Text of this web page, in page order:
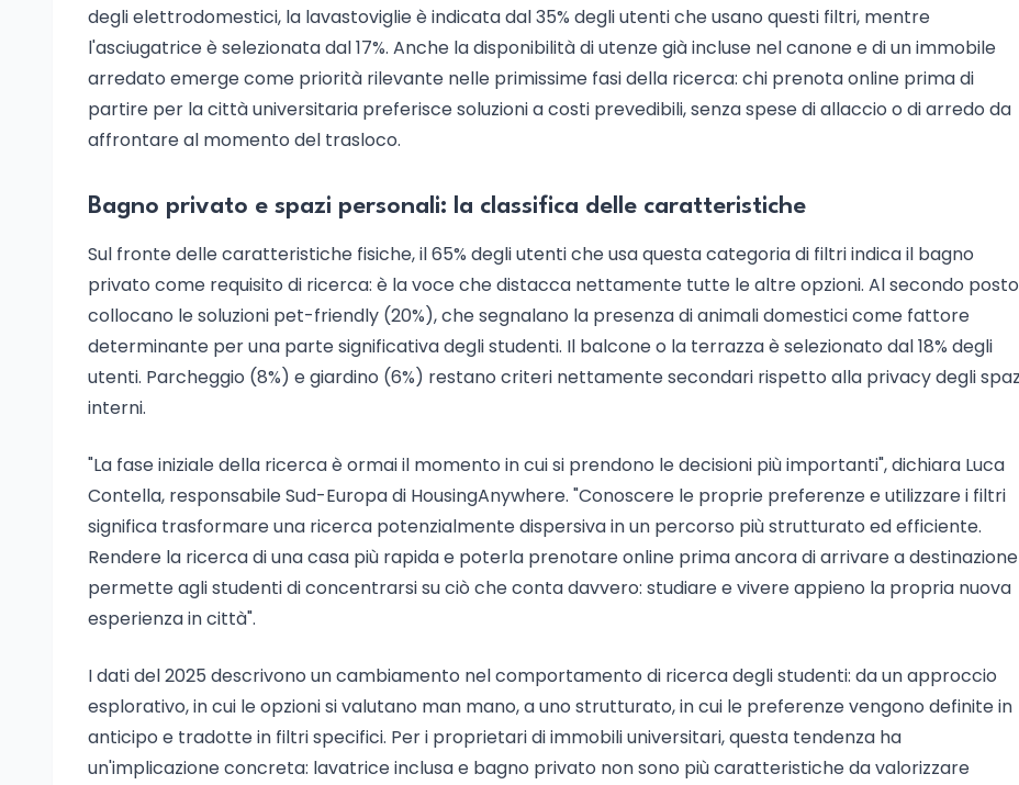
degli elettrodomestici, la lavastoviglie è indicata dal 35% degli utenti che usano questi filtri, mentre
l'asciugatrice è selezionata dal 17%. Anche la disponibilità di utenze già incluse nel canone e di un immobile
arredato emerge come priorità rilevante nelle primissime fasi della ricerca: chi prenota online prima di
partire per la città universitaria preferisce soluzioni a costi prevedibili, senza spese di allaccio o di arredo da
affrontare al momento del trasloco.
Bagno privato e spazi personali: la classifica delle caratteristiche
Sul fronte delle caratteristiche fisiche, il 65% degli utenti che usa questa categoria di filtri indica il bagno
privato come requisito di ricerca: è la voce che distacca nettamente tutte le altre opzioni. Al secondo
collocano le soluzioni pet-friendly (20%), che segnalano la presenza di animali domestici come fattore
determinante per una parte significativa degli studenti. Il balcone o la terrazza è selezionato dal 18% degli
utenti. Parcheggio (8%) e giardino (6%) restano criteri nettamente secondari rispetto alla privacy degli
interni.
"La fase iniziale della ricerca è ormai il momento in cui si prendono le decisioni più importanti", dichiara Luca
Contella, responsabile Sud-Europa di HousingAnywhere. "Conoscere le proprie preferenze e utilizzare i filtri
significa trasformare una ricerca potenzialmente dispersiva in un percorso più strutturato ed efficiente.
Rendere la ricerca di una casa più rapida e poterla prenotare online prima ancora di arrivare a destinazione
permette agli studenti di concentrarsi su ciò che conta davvero: studiare e vivere appieno la propria nuova
esperienza in città".
I dati del 2025 descrivono un cambiamento nel comportamento di ricerca degli studenti: da un approccio
esplorativo, in cui le opzioni si valutano man mano, a uno strutturato, in cui le preferenze vengono definite in
anticipo e tradotte in filtri specifici. Per i proprietari di immobili universitari, questa tendenza ha
un'implicazione concreta: lavatrice inclusa e bagno privato non sono più caratteristiche da valorizzare